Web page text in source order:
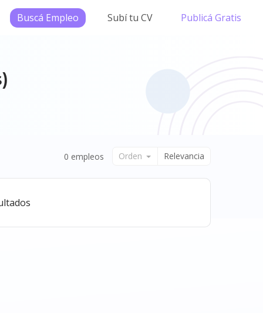
Buscá Empleo Subí tu CV Publicá Gratis
0 empleos Orden Relevancia